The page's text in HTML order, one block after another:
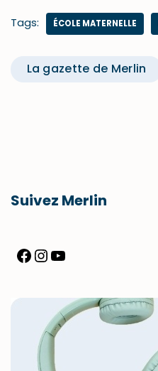
Tags: ÉCOLE MATERNELLE
La gazette de Merlin
Suivez Merlin